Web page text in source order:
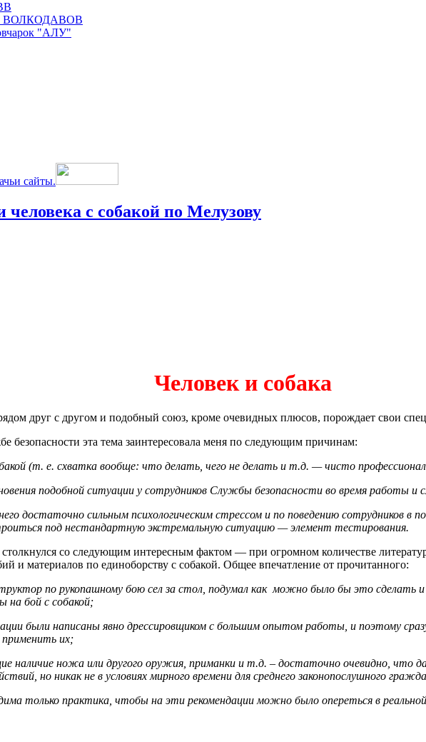
ВОЛКОДАВОВ
"АЛУ"
человека с собакой по Мелузову
Человек и собака
друг с другом и подобный союз, кроме очевидных плюсов, порождает свои
безопасности эта тема заинтересовала меня по следующим причинам:
(т. е. схватка вообще: что делать, чего не делать и т.д. — чисто
подобной ситуации у сотрудников Службы безопасности во время работы и
достаточно сильным психологическим стрессом и по поведению сотрудников
под нестандартную экстремальную ситуацию — элемент тестирования.
столкнулся со следующим интересным фактом — при огромном количестве
и материалов по единоборству с собакой. Общее впечатление от прочитанного:
по рукопашному бою сел за стол, подумал как можно было бы это сделать и
на бой с собакой;
были написаны явно дрессировщиком с большим опытом работы, и поэтому
их;
наличие ножа или другого оружия, приманки и т.д. – достаточно очевидно, что
но никак не в условиях мирного времени для среднего законопослушного
только практика, чтобы на эти рекомендации можно было опереться в